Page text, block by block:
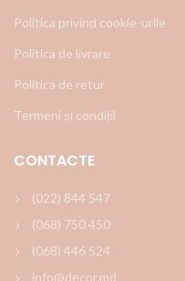
Politica privind cookie-urile
Politica de livrare
Politica de retur
Termeni și condiții
CONTACTE
(022) 844 547
(068) 750 450
(068) 446 524
info@decor.md